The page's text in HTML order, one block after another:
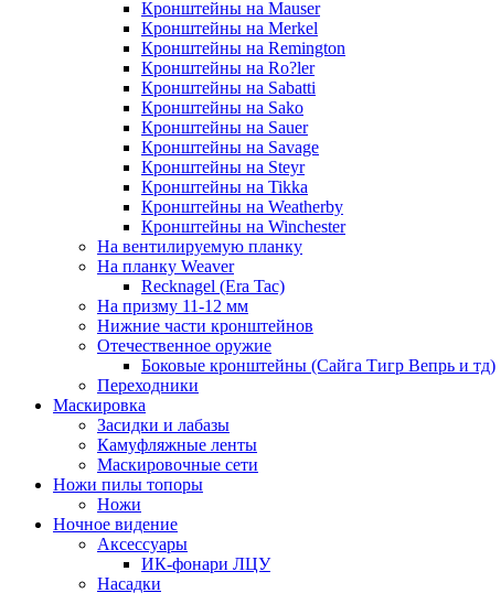
Кронштейны на Mauser
Кронштейны на Merkel
Кронштейны на Remington
Кронштейны на Ro?ler
Кронштейны на Sabatti
Кронштейны на Sako
Кронштейны на Sauer
Кронштейны на Savage
Кронштейны на Steyr
Кронштейны на Tikka
Кронштейны на Weatherby
Кронштейны на Winchester
На вентилируемую планку
На планку Weaver
Recknagel (Era Tac)
На призму 11-12 мм
Нижние части кронштейнов
Отечественное оружие
Боковые кронштейны (Сайга Тигр Вепрь и тд)
Переходники
Маскировка
Засидки и лабазы
Камуфляжные ленты
Маскировочные сети
Ножи пилы топоры
Ножи
Ночное видение
Аксессуары
ИК-фонари ЛЦУ
Насадки